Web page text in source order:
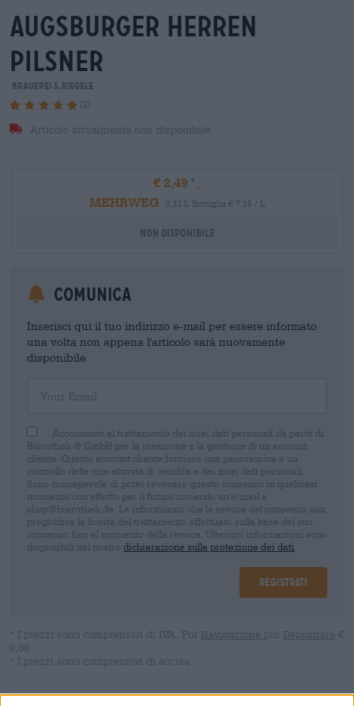
augsburger herren
Pilsner
Brauerei S.Riegele
(2)
Articolo attualmente non disponibile
€ 2,49
MEHRWEG
0,33 L Bottiglia € 7,15 / L
Non disponibile
Comunica
Inserisci qui il tuo indirizzo e-mail per essere informato
una volta non appena l'articolo sarà nuovamente
disponibile.
Acconsento al trattamento dei miei dati personali da parte di
Bierothek ® GmbH per la creazione e la gestione di un account
cliente. Questo account cliente fornisce una panoramica e un
controllo delle mie attività di vendita e dei miei dati personali.
Sono consapevole di poter revocare questo consenso in qualsiasi
momento con effetto per il futuro inviando un'e-mail a
shop@bierothek.de. La informiamo che la revoca del consenso non
pregiudica la liceità del trattamento effettuato sulla base del suo
consenso fino al momento della revoca. Ulteriori informazioni sono
disponibili nel nostro dichiarazione sulla protezione dei dati
Registrati
* I prezzi sono comprensivi di IVA. Più Navigazione più Depositare €
0,08
* I prezzi sono comprensivi di accisa